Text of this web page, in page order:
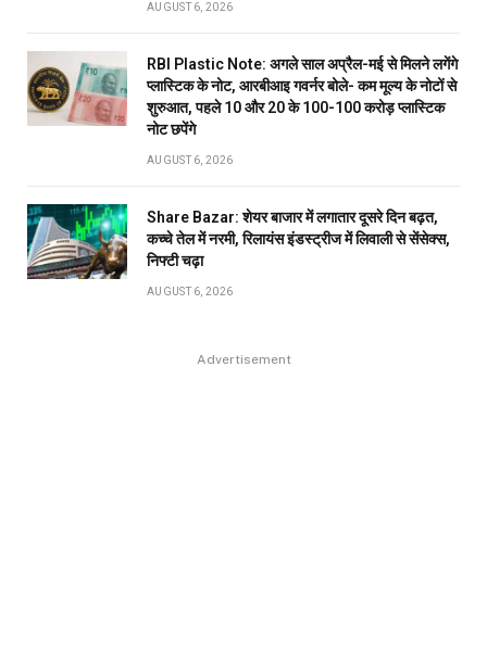
AUGUST 6, 2026
RBI Plastic Note: अगले साल अप्रैल-मई से मिलने लगेंगे
प्लास्टिक के नोट, आरबीआइ गवर्नर बोले- कम मूल्य के नोटों से
शुरुआत, पहले 10 और 20 के 100-100 करोड़ प्लास्टिक
नोट छपेंगे
AUGUST 6, 2026
Share Bazar: शेयर बाजार में लगातार दूसरे दिन बढ़त,
कच्चे तेल में नरमी, रिलायंस इंडस्ट्रीज में लिवाली से सेंसेक्स,
निफ्टी चढ़ा
AUGUST 6, 2026
Advertisement